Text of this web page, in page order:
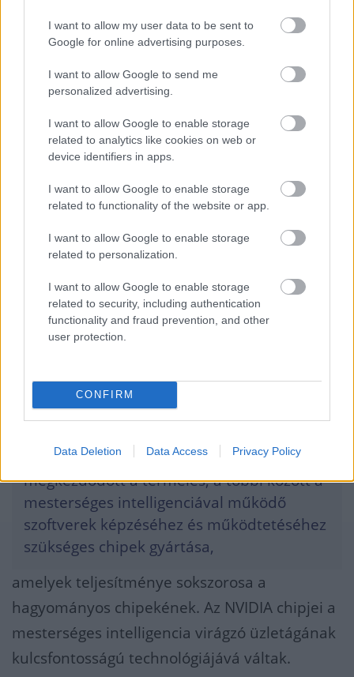
I want to allow my user data to be sent to
Google for online advertising purposes.
I want to allow Google to send me
personalized advertising.
I want to allow Google to enable storage
related to analytics like cookies on web or
device identifiers in apps.
I want to allow Google to enable storage
related to functionality of the website or app.
I want to allow Google to enable storage
related to personalization.
I want to allow Google to enable storage
related to security, including authentication
functionality and fraud prevention, and other
user protection.
CONFIRM
Data Deletion Data Access Privacy Policy
a tervezett új amerikai gyártóközpontok
felépítéséhez szükséges minden engedélyt
megkap.
Hozzátette, hogy hasonló elbírálás alá esik
minden olyan gyártócég, amely amerikai
beruházást indít. A kaliforniai székhelyű
NVIDIA - hétfői bejelentése szerint - bérgyártó
partnereivel közösen
két szuperszámítógép-gyárat épít
Texasban:
Houstonban a Foxcon, Dallasban pedig a
Wistron vállalatokkal együttműködésben. A
az NVIDIA bejelentése szerint. A tajvani TSMC
félvezetőgyártó óriáscég szintén hétfőn
jelentette be, hogy új arizonai üzemében
megkezdődött a termelés, a többi között a
mesterséges intelligenciával működő
szoftverek képzéséhez és működtetéséhez
szükséges chipek gyártása,
amelyek teljesítménye sokszorosa a
hagyományos chipekének. Az NVIDIA chipjei a
mesterséges intelligencia virágzó üzletágának
kulcsfontosságú technológiájává váltak.